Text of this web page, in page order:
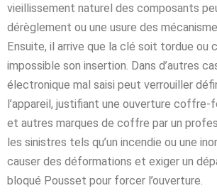
vieillissement naturel des composants
dérèglement ou une usure des
Ensuite, il arrive que la clé soit tordue ou
impossible son insertion. Dans d’autres
électronique mal saisi peut verrouiller
l’appareil, justifiant une ouverture
et autres marques de coffre par un
les sinistres tels qu’un incendie ou une
causer des déformations et exiger un
bloqué Pousset pour forcer l’ouverture.